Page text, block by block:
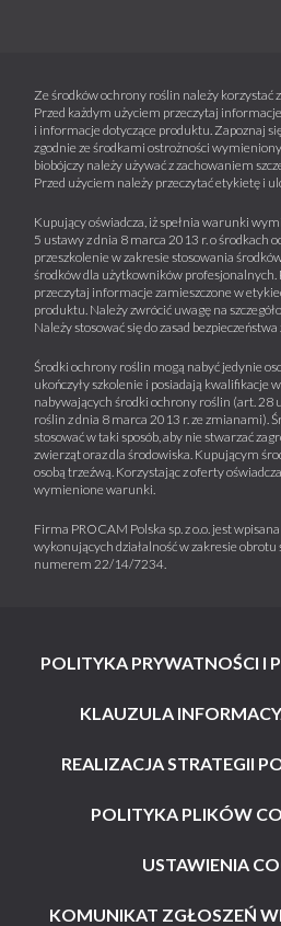
Ze środków ochrony roślin należy korzystać
Przed każdym użyciem przeczytaj
i informacje dotyczące produktu. Zapoznaj
zgodnie ze środkami ostrożności
biobójczy należy używać z zachowaniem
Przed użyciem należy przeczytać etykietę i
Kupujący oświadcza, iż spełnia warunki
5 ustawy z dnia 8 marca 2013 r. o środkach
przeszkolenie w zakresie stosowania
środków dla użytkowników profesjonalnych.
przeczytaj informacje zamieszczone w
produktu. Należy zwrócić uwagę na
Należy stosować się do zasad
Środki ochrony roślin mogą nabyć jedynie
ukończyły szkolenie i posiadają kwalifikacje
nabywających środki ochrony roślin (art. 28
roślin z dnia 8 marca 2013 r. ze zmianami).
stosować w taki sposób, aby nie stwarzać
zwierząt oraz dla środowiska. Kupującym
osobą trzeźwą. Korzystając z oferty
wymienione warunki.
Firma PROCAM Polska sp. z o.o. jest
wykonujących działalność w zakresie
numerem 22/14/7234.
POLITYKA PRYWATNOŚCI I
KLAUZULA
REALIZACJA STRATEGII
POLITYKA PLIKÓW
USTAWIENIA
KOMUNIKAT ZGŁOSZEŃ